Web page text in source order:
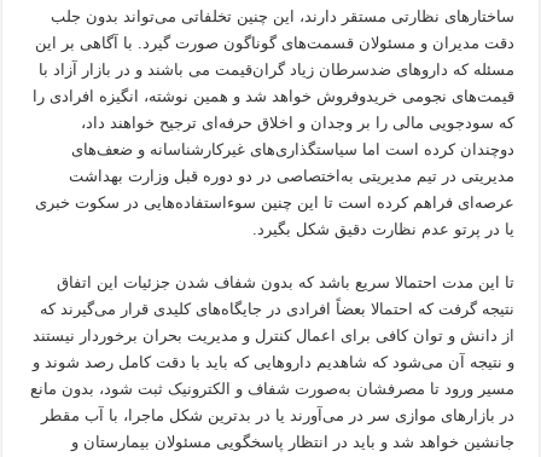
ساختارهای نظارتی مستقر دارند، این چنین تخلفاتی می‌تواند بدون جلب
دقت مدیران و مسئولان قسمت‌های گوناگون صورت گیرد. با آگاهی بر این
مسئله که داروهای ضدسرطان زیاد گران‌قیمت می باشند و در بازار آزاد با
قیمت‌های نجومی خریدوفروش خواهد شد و همین نوشته، انگیزه افرادی را
که سودجویی مالی را بر وجدان و اخلاق حرفه‌ای ترجیح خواهند داد،
دوچندان کرده است اما سیاستگذاری‌های غیرکارشناسانه و ضعف‌های
مدیریتی در تیم مدیریتی به‌اختصاصی در دو دوره قبل وزارت بهداشت
عرصه‌ای فراهم کرده است تا این چنین سوءاستفاده‌هایی در سکوت خبری
یا در پرتو عدم نظارت دقیق شکل بگیرد.
تا این مدت احتمالا سریع باشد که بدون شفاف شدن جزئیات این اتفاق
نتیجه گرفت که احتمالا بعضاً افرادی در جایگاه‌های کلیدی قرار می‌گیرند که
از دانش و توان کافی برای اعمال کنترل و مدیریت بحران برخوردار نیستند
و نتیجه آن می‌شود که شاهدیم داروهایی که باید با دقت کامل رصد شوند و
مسیر ورود تا مصرفشان به‌صورت شفاف و الکترونیک ثبت شود، بدون مانع
در بازارهای موازی سر در می‌آورند یا در بدترین شکل ماجرا، با آب مقطر
جانشین خواهد شد و باید در انتظار پاسخگویی مسئولان بیمارستان و